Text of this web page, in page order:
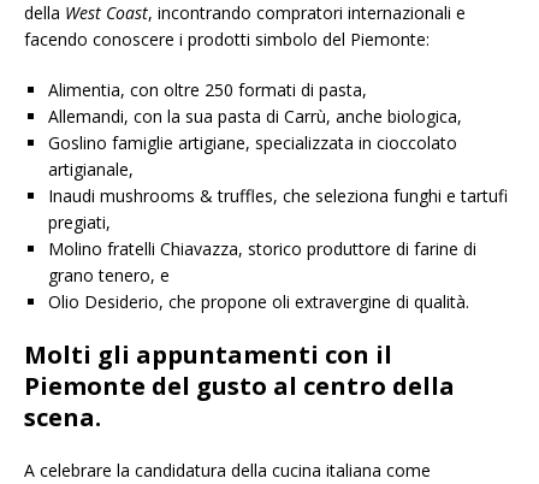
della West Coast, incontrando compratori internazionali e
facendo conoscere i prodotti simbolo del Piemonte:
Alimentia, con oltre 250 formati di pasta,
Allemandi, con la sua pasta di Carrù, anche biologica,
Goslino famiglie artigiane, specializzata in cioccolato
artigianale,
Inaudi mushrooms & truffles, che seleziona funghi e tartufi
pregiati,
Molino fratelli Chiavazza, storico produttore di farine di
grano tenero, e
Olio Desiderio, che propone oli extravergine di qualità.
Molti gli appuntamenti con il
Piemonte del gusto al centro della
scena.
A celebrare la candidatura della cucina italiana come